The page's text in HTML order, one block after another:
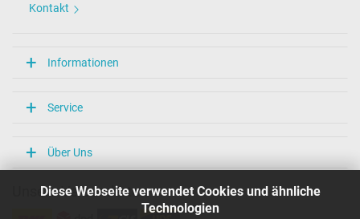
Diese Webseite verwendet Cookies und ähnliche
Technologien
Kontakt
Informationen
Service
Über Uns
Unsere Versandarten